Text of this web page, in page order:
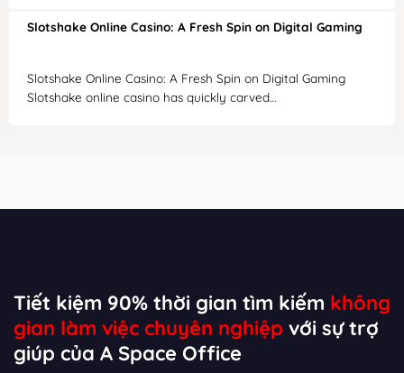
Slotshake Online Casino: A Fresh Spin on Digital Gaming
Slotshake Online Casino: A Fresh Spin on Digital Gaming
Slotshake online casino has quickly carved…
Tiết kiệm 90% thời gian tìm kiếm không
gian làm việc chuyên nghiệp với sự trợ
giúp của A Space Office